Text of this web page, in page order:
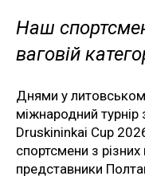
Наш
ваговій
Днями у
міжнародний
Druskininkai Cup
спортсмени з різних
представники